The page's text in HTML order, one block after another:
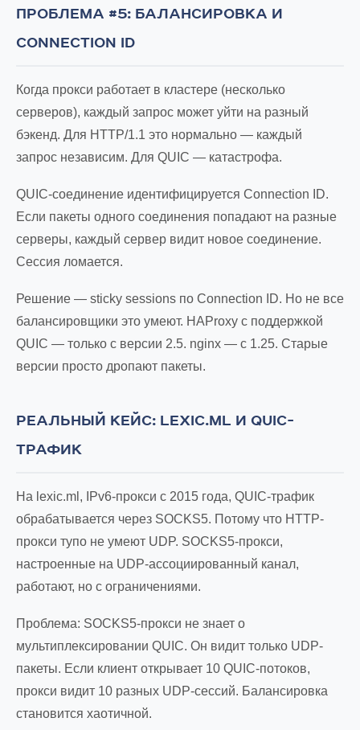
ПРОБЛЕМА #5: БАЛАНСИРОВКА И
CONNECTION ID
Когда прокси работает в кластере (несколько
серверов), каждый запрос может уйти на разный
бэкенд. Для HTTP/1.1 это нормально — каждый
запрос независим. Для QUIC — катастрофа.
QUIC-соединение идентифицируется Connection ID.
Если пакеты одного соединения попадают на разные
серверы, каждый сервер видит новое соединение.
Сессия ломается.
Решение — sticky sessions по Connection ID. Но не все
балансировщики это умеют. HAProxy с поддержкой
QUIC — только с версии 2.5. nginx — с 1.25. Старые
версии просто дропают пакеты.
РЕАЛЬНЫЙ КЕЙС: LEXIC.ML И QUIC-
ТРАФИК
На lexic.ml, IPv6-прокси с 2015 года, QUIC-трафик
обрабатывается через SOCKS5. Потому что HTTP-
прокси тупо не умеют UDP. SOCKS5-прокси,
настроенные на UDP-ассоциированный канал,
работают, но с ограничениями.
Проблема: SOCKS5-прокси не знает о
мультиплексировании QUIC. Он видит только UDP-
пакеты. Если клиент открывает 10 QUIC-потоков,
прокси видит 10 разных UDP-сессий. Балансировка
становится хаотичной.